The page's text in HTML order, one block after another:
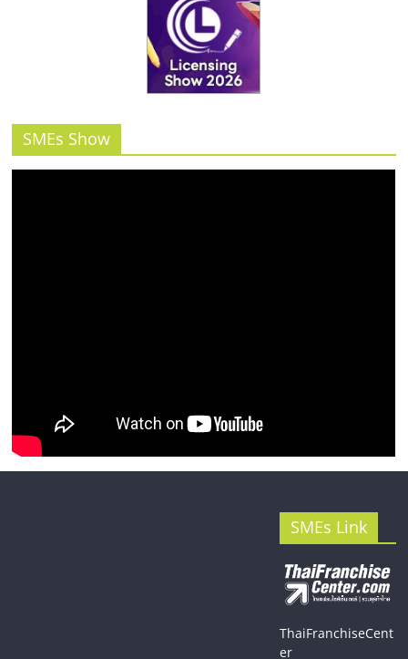
SMEs Show
SMEs Link
ThaiFranchiseCent
er